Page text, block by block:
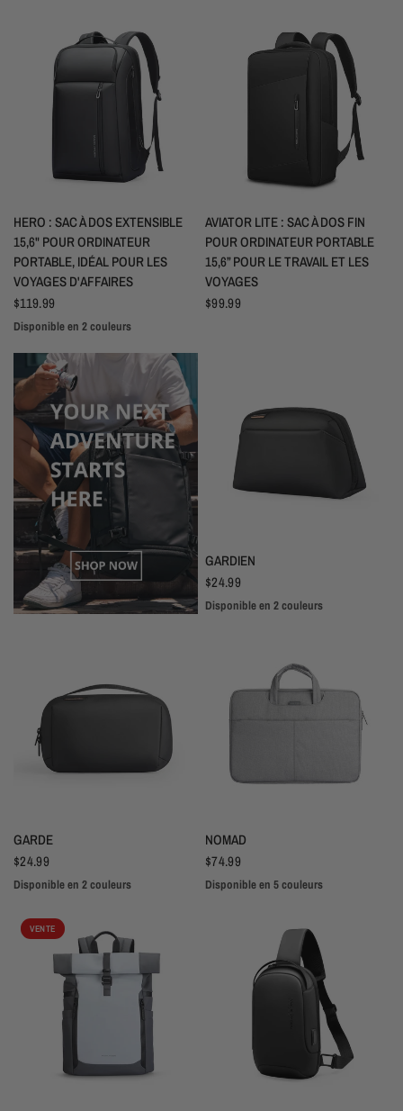
APERÇU RAPIDE
HERO : SAC À DOS EXTENSIBLE
15,6" POUR ORDINATEUR
PORTABLE, IDÉAL POUR LES
VOYAGES D'AFFAIRES
$119.99
NoirGris
Disponible en 2 couleurs
APERÇU RAPIDE
AVIATOR LITE : SAC À DOS FIN
POUR ORDINATEUR PORTABLE
15,6” POUR LE TRAVAIL ET LES
VOYAGES
$99.99
GARDIEN
$24.99
NoirGris
Disponible en 2 couleurs
GARDE
$24.99
NoirGris
Disponible en 2 couleurs
NOMAD
$74.99
RoseMonsieur GrisGris technique
Gris blanc rocheux
Gris Ciel
Disponible en 5 couleurs
VENTE